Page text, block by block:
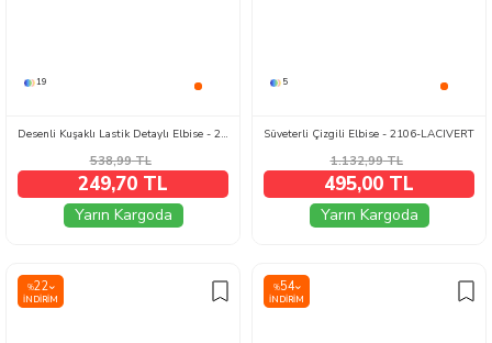
19
Desenli Kuşaklı Lastik Detaylı Elbise - 2115-MINT
538,99TL
249,70 TL
Yarın Kargoda
5
Süveterli Çizgili Elbise - 2106-LACIVERT
1.132,99TL
495,00 TL
Yarın Kargoda
%22
İNDIRIM
%54
İNDIRIM